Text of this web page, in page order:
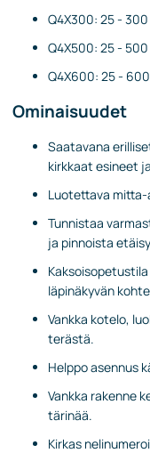
Q4X300: 25 -
Q4X500: 25 -
Q4X600: 25 -
Ominaisuudet
Saatavana
kirkkaat esineet
Luotettava mitta-
Tunnistaa
ja pinnoista
läpinäkyvän
Vankka kotelo,
terästä.
Helppo asennus
Vankka rakenne
tärinää.
Kirkas